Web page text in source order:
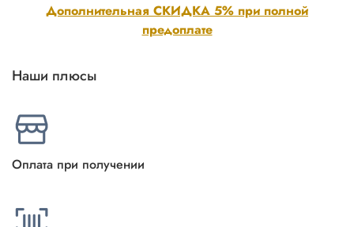
Дополнительная СКИДКА 5% при полной
предоплате
Наши плюсы
Оплата при получении